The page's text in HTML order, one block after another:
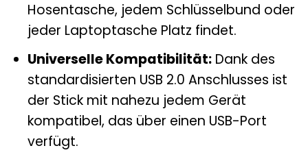
Hosentasche, jedem Schlüsselbund oder
jeder Laptoptasche Platz findet.
Universelle Kompatibilität:Dank des
standardisierten USB 2.0 Anschlusses ist
der Stick mit nahezu jedem Gerät
kompatibel, das über einen USB-Port
verfügt.